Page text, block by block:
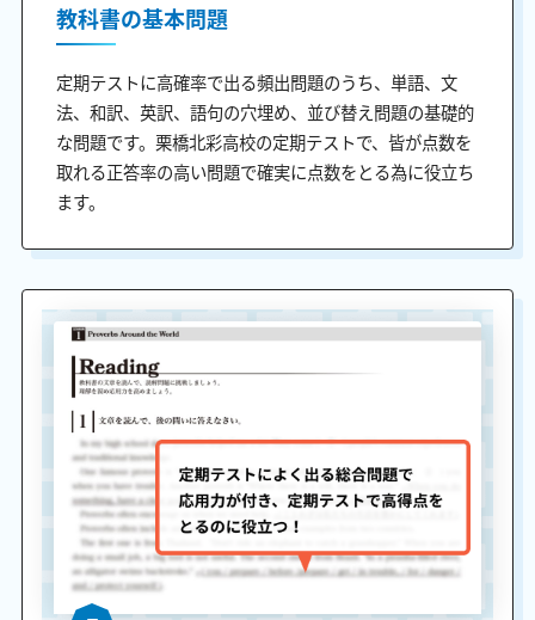
教科書の基本問題
定期テストに高確率で出る頻出問題のうち、単語、文
法、和訳、英訳、語句の穴埋め、並び替え問題の基礎的
な問題です。栗橋北彩高校の定期テストで、皆が点数を
取れる正答率の高い問題で確実に点数をとる為に役立ち
ます。